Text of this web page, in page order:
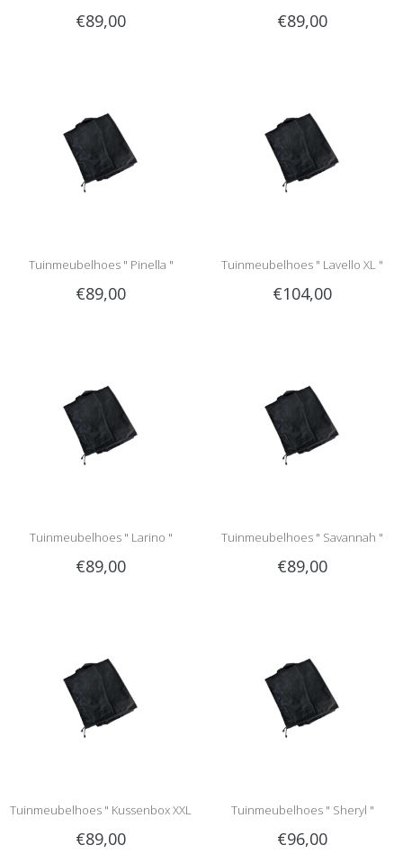
€89,00 cm "
€89,00
Tuinmeubelhoes " Pinella "
€89,00
Tuinmeubelhoes " Lavello XL "
€104,00
Tuinmeubelhoes " Larino "
€89,00
Tuinmeubelhoes " Savannah "
€89,00
Tuinmeubelhoes " Kussenbox XXL
"
€89,00
Tuinmeubelhoes " Sheryl "
€96,00